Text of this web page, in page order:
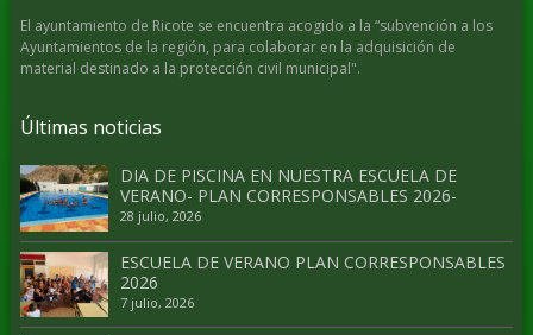
El ayuntamiento de Ricote se encuentra acogido a la “subvención a los
Ayuntamientos de la región, para colaborar en la adquisición de
material destinado a la protección civil municipal".
Últimas noticias
DIA DE PISCINA EN NUESTRA ESCUELA DE
VERANO- PLAN CORRESPONSABLES 2026-
28 julio, 2026
ESCUELA DE VERANO PLAN CORRESPONSABLES
2026
7 julio, 2026